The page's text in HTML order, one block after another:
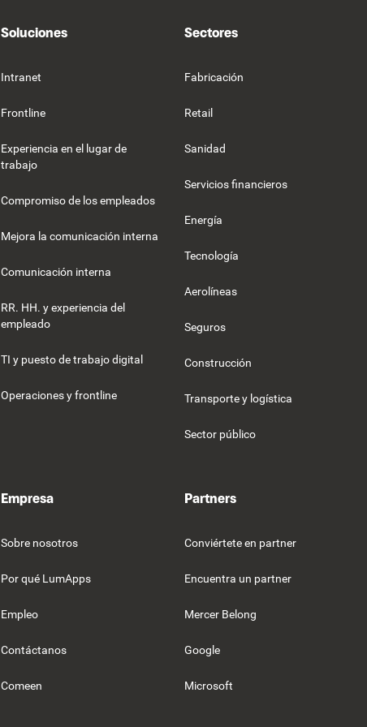
Soluciones
Intranet
Frontline
Experiencia en el lugar de
trabajo
Compromiso de los empleados
Mejora la comunicación interna
Comunicación interna
RR. HH. y experiencia del
empleado
TI y puesto de trabajo digital
Operaciones y frontline
Sectores
Fabricación
Retail
Sanidad
Servicios financieros
Energía
Tecnología
Aerolíneas
Seguros
Construcción
Transporte y logística
Sector público
Empresa
Sobre nosotros
Por qué LumApps
Empleo
Contáctanos
Comeen
Partners
Conviértete en partner
Encuentra un partner
Mercer Belong
Google
Microsoft